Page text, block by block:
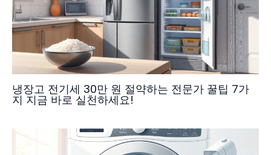
냉장고 전기세 30만 원 절약하는 전문가 꿀팁 7가
지 지금 바로 실천하세요!